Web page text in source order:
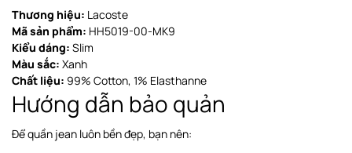
Thương hiệu: Lacoste
Mã sản phẩm: HH5019-00-MK9
Kiểu dáng: Slim
Màu sắc: Xanh
Chất liệu: 99% Cotton, 1% Elasthanne
Hướng dẫn bảo quản
Để quần jean luôn bền đẹp, bạn nên: